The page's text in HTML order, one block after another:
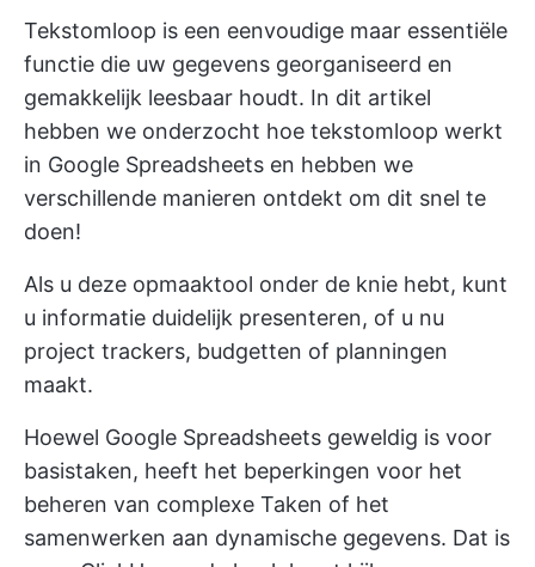
Tekstomloop is een eenvoudige maar essentiële
functie die uw gegevens georganiseerd en
gemakkelijk leesbaar houdt. In dit artikel
hebben we onderzocht hoe tekstomloop werkt
in Google Spreadsheets en hebben we
verschillende manieren ontdekt om dit snel te
doen!
Als u deze opmaaktool onder de knie hebt, kunt
u informatie duidelijk presenteren, of u nu
project trackers, budgetten of planningen
maakt.
Hoewel Google Spreadsheets geweldig is voor
basistaken, heeft het beperkingen voor het
beheren van complexe Taken of het
samenwerken aan dynamische gegevens. Dat is